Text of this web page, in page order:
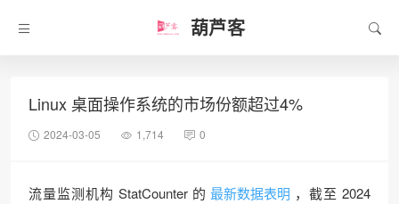
葫芦客
Linux 桌面操作系统的市场份额超过4%
2024-03-05 1,714 0
流量监测机构 StatCounter 的 最新数据表明 ，截至 2024